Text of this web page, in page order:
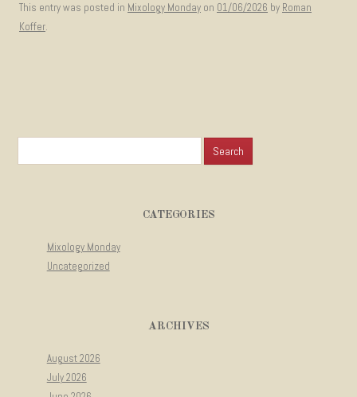
This entry was posted in Mixology Monday on 01/06/2026 by Roman
Koffer.
CATEGORIES
Mixology Monday
Uncategorized
ARCHIVES
August 2026
July 2026